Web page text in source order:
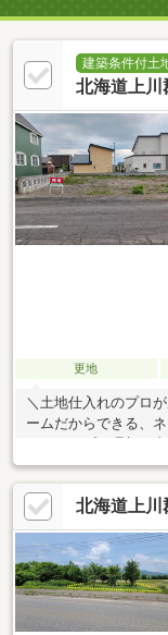
建築条件付土
北海道上川
更地
＼土地仕入れのプロ
ームだからできる、
にお問い合わせくだ
まで徒歩14分ふじス
ご相談承ります。お
等詳細はお問い合わ
表記より変更となりま
北海道上川